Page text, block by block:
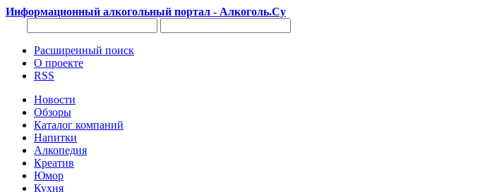
Информационный алкогольный портал - Алкоголь.Су
Расширенный поиск
О проекте
RSS
Новости
Обзоры
Каталог компаний
Напитки
Алкопедия
Креатив
Юмор
Кухня